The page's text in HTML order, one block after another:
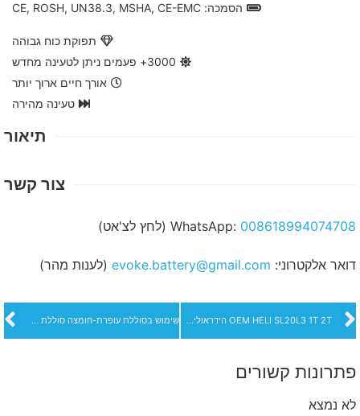
הסמכה: CE, ROSH, UN38.3, MSHA, CE-EMC
תפוקת כוח גבוהה
3000+ פעמים ניתן לטעינה מחדש
אורך חיים ארוך יותר
טעינה מהירה
תיאור
צור קשר
WhatsApp: 008618994074708 (לחץ לצ'אט)
דואר אלקטרוני: evoke.battery@gmail.com (לענות מהר)
OEM HELI SL20L3 1T 2T הידראולית ליתיום סוללת ליתיום משאית מלגזה חדשה באיכות גבוהה שימוש בסוללת עופרת-חומצה סוללת ליתיום ברזל פוספט 192V520Ah
פתרונות קשורים
לא נמצא